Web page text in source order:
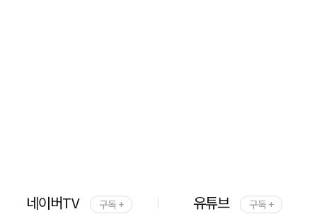
네이버TV 구독 + 유튜브 구독 +